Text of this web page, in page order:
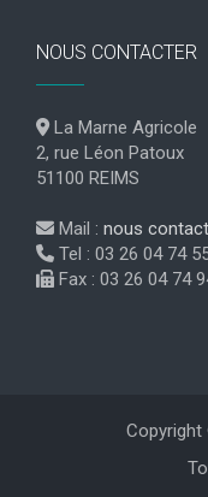
NOUS CONTACTER
La Marne Agricole
2, rue Léon Patoux
51100 REIMS
Mail : nous
Tel : 03 26 04 74
Fax : 03 26 04 74
Copyright